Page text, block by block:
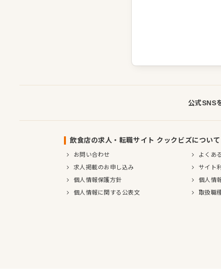
公式SNS
飲食店の求人・転職サイト クックビズについて
お問い合わせ
よくあ
求人掲載のお申し込み
サイト
個人情報保護方針
個人情
個人情報に関する公表文
取扱職